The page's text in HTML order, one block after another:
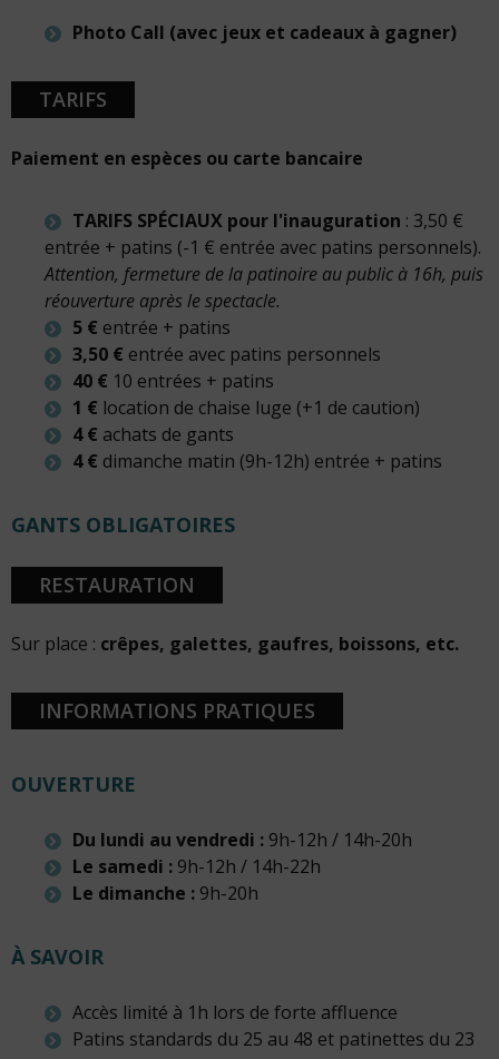
Photo Call (avec jeux et cadeaux à gagner)
TARIFS
Paiement en espèces ou carte bancaire
TARIFS SPÉCIAUX pour l'inauguration : 3,50 €
entrée + patins (-1 € entrée avec patins personnels).
Attention, fermeture de la patinoire au public à 16h, puis
réouverture après le spectacle.
5 € entrée + patins
3,50 € entrée avec patins personnels
40 € 10 entrées + patins
1 € location de chaise luge (+1 de caution)
4 € achats de gants
4 € dimanche matin (9h-12h) entrée + patins
GANTS OBLIGATOIRES
RESTAURATION
Sur place : crêpes, galettes, gaufres, boissons, etc.
INFORMATIONS PRATIQUES
OUVERTURE
Du lundi au vendredi : 9h-12h / 14h-20h
Le samedi : 9h-12h / 14h-22h
Le dimanche : 9h-20h
À SAVOIR
Accès limité à 1h lors de forte affluence
Patins standards du 25 au 48 et patinettes du 23